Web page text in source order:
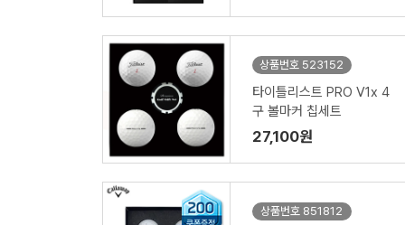
상품번호 523152
타이틀리스트 PRO V1x 4
구 볼마커 칩세트
27,100원
상품번호 851812